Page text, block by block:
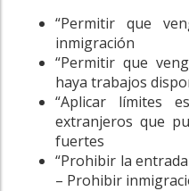
“Permitir que
inmigración
“Permitir que
haya trabajos
“Aplicar límites
extranjeros que
fuertes
“Prohibir la
– Prohibir